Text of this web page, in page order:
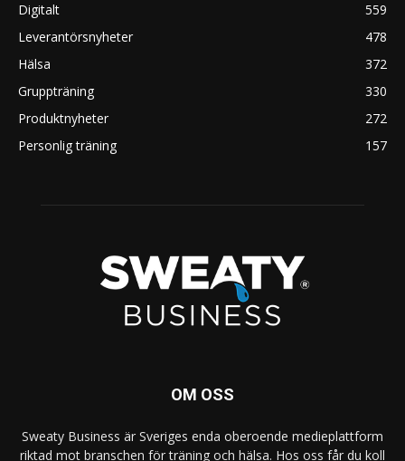
Digitalt
559
Leverantörsnyheter
478
Hälsa
372
Gruppträning
330
Produktnyheter
272
Personlig träning
157
OM OSS
Sweaty Business är Sveriges enda oberoende medieplattform
riktad mot branschen för träning och hälsa. Hos oss får du koll